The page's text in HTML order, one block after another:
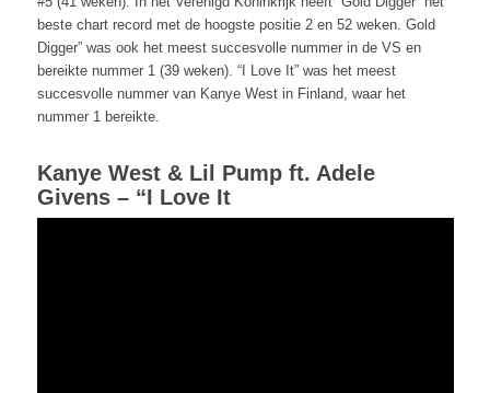
beste chart record met de hoogste positie 2 en 52 weken. Gold
Digger” was ook het meest succesvolle nummer in de VS en
bereikte nummer 1 (39 weken). “I Love It” was het meest
succesvolle nummer van Kanye West in Finland, waar het
nummer 1 bereikte.
Kanye West & Lil Pump ft. Adele
Givens – “I Love It